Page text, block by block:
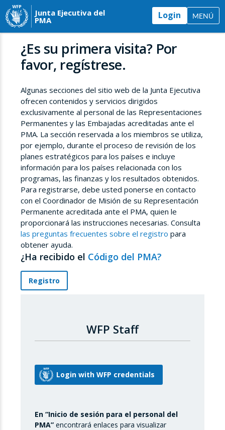
Junta Ejecutiva del
PMA Login MENÚ
¿Es su primera visita? Por
favor, regístrese.
Algunas secciones del sitio web de la Junta Ejecutiva
ofrecen contenidos y servicios dirigidos
exclusivamente al personal de las Representaciones
Permanentes y las Embajadas acreditadas ante el
PMA. La sección reservada a los miembros se utiliza,
por ejemplo, durante el proceso de revisión de los
planes estratégicos para los países e incluye
información para los países relacionada con los
programas, las finanzas y los resultados obtenidos.
Para registrarse, debe usted ponerse en contacto
con el Coordinador de Misión de su Representación
Permanente acreditada ante el PMA, quien le
proporcionará las instrucciones necesarias. Consulta
las preguntas frecuentes sobre el registro para
obtener ayuda.
¿Ha recibido el Código del PMA?
Registro
WFP Staff
En “Inicio de sesión para el personal del
PMA” encontrará enlaces para visualizar